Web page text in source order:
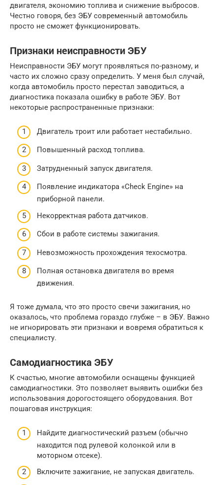
двигателя, экономию топлива и снижение выбросов.
Честно говоря, без ЭБУ современный автомобиль
просто не сможет функционировать.
Признаки неисправности ЭБУ
Неисправности ЭБУ могут проявляться по-разному, и
часто их сложно сразу определить. У меня был случай,
когда автомобиль просто перестал заводиться, а
диагностика показала ошибку в работе ЭБУ. Вот
некоторые распространенные признаки:
Двигатель троит или работает нестабильно.
Повышенный расход топлива.
Затрудненный запуск двигателя.
Появление индикатора «Check Engine» на
приборной панели.
Некорректная работа датчиков.
Сбои в работе системы зажигания.
Невозможность прохождения техосмотра.
Полная остановка двигателя во время
движения.
Я тоже думала, что это просто свечи зажигания, но
оказалось, что проблема гораздо глубже – в ЭБУ. Важно
не игнорировать эти признаки и вовремя обратиться к
специалисту.
Самодиагностика ЭБУ
К счастью, многие автомобили оснащены функцией
самодиагностики. Это позволяет выявить ошибки без
использования дорогостоящего оборудования. Вот
пошаговая инструкция:
Найдите диагностический разъем (обычно
находится под рулевой колонкой или в
моторном отсеке).
Включите зажигание, не запуская двигатель.